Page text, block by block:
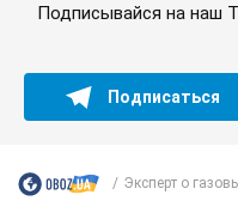
Подписывайся на наш
Подписаться
Эксперт о